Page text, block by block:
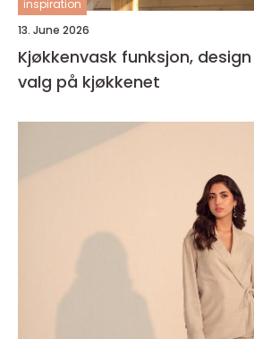
inspiration
13. June 2026
Kjøkkenvask funksjon, design og praktiske
valg på kjøkkenet